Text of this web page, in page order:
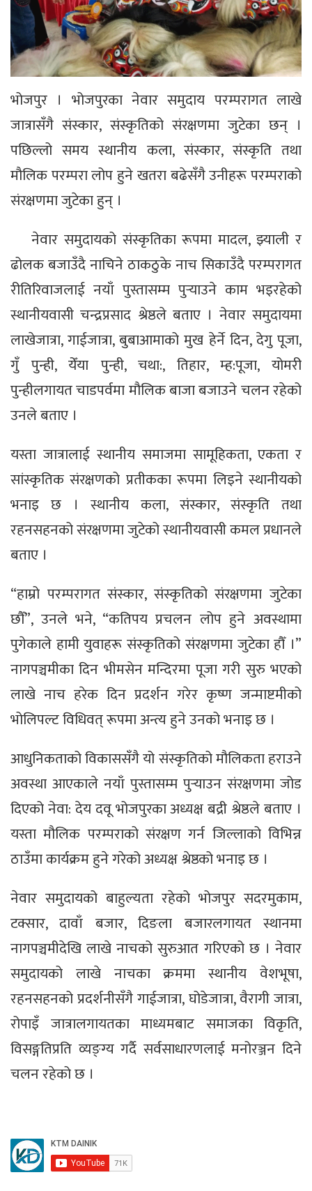
भोजपुर । भोजपुरका नेवार समुदाय परम्परागत लाखे
जात्रासँगै संस्कार, संस्कृतिको संरक्षणमा जुटेका छन् ।
पछिल्लो समय स्थानीय कला, संस्कार, संस्कृति तथा
मौलिक परम्परा लोप हुने खतरा बढेसँगै उनीहरू परम्पराको
संरक्षणमा जुटेका हुन् ।
नेवार समुदायको संस्कृतिका रूपमा मादल, झ्याली र
ढोलक बजाउँदै नाचिने ठाकठुके नाच सिकाउँदै परम्परागत
रीतिरिवाजलाई नयाँ पुस्तासम्म पुर्‍याउने काम भइरहेको
स्थानीयवासी चन्द्रप्रसाद श्रेष्ठले बताए । नेवार समुदायमा
लाखेजात्रा, गाईजात्रा, बुबाआमाको मुख हेर्ने दिन, देगु पूजा,
गुँ पुन्ही, येँया पुन्ही, चथा:, तिहार, म्ह:पूजा, योमरी
पुन्हीलगायत चाडपर्वमा मौलिक बाजा बजाउने चलन रहेको
उनले बताए ।
यस्ता जात्रालाई स्थानीय समाजमा सामूहिकता, एकता र
सांस्कृतिक संरक्षणको प्रतीकका रूपमा लिइने स्थानीयको
भनाइ छ । स्थानीय कला, संस्कार, संस्कृति तथा
रहनसहनको संरक्षणमा जुटेको स्थानीयवासी कमल प्रधानले
बताए ।
“हाम्रो परम्परागत संस्कार, संस्कृतिको संरक्षणमा जुटेका
छौँ”, उनले भने, “कतिपय प्रचलन लोप हुने अवस्थामा
पुगेकाले हामी युवाहरू संस्कृतिको संरक्षणमा जुटेका हौँ ।”
नागपञ्चमीका दिन भीमसेन मन्दिरमा पूजा गरी सुरु भएको
लाखे नाच हरेक दिन प्रदर्शन गरेर कृष्ण जन्माष्टमीको
भोलिपल्ट विधिवत् रूपमा अन्त्य हुने उनको भनाइ छ ।
आधुनिकताको विकाससँगै यो संस्कृतिको मौलिकता हराउने
अवस्था आएकाले नयाँ पुस्तासम्म पुर्‍याउन संरक्षणमा जोड
दिएको नेवा: देय दवू भोजपुरका अध्यक्ष बद्री श्रेष्ठले बताए ।
यस्ता मौलिक परम्पराको संरक्षण गर्न जिल्लाको विभिन्न
ठाउँमा कार्यक्रम हुने गरेको अध्यक्ष श्रेष्ठको भनाइ छ ।
नेवार समुदायको बाहुल्यता रहेको भोजपुर सदरमुकाम,
टक्सार, दावाँ बजार, दिङला बजारलगायत स्थानमा
नागपञ्चमीदेखि लाखे नाचको सुरुआत गरिएको छ । नेवार
समुदायको लाखे नाचका क्रममा स्थानीय वेशभूषा,
रहनसहनको प्रदर्शनीसँगै गाईजात्रा, घोडेजात्रा, वैरागी जात्रा,
रोपाइँ जात्रालगायतका माध्यमबाट समाजका विकृति,
विसङ्गतिप्रति व्यङ्ग्य गर्दै सर्वसाधारणलाई मनोरञ्जन दिने
चलन रहेको छ ।